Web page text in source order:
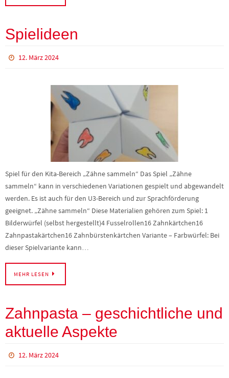
Spielideen
12. März 2024
Spiel für den Kita-Bereich „Zähne sammeln“ Das Spiel „Zähne
sammeln“ kann in verschiedenen Variationen gespielt und abgewandelt
werden. Es ist auch für den U3-Bereich und zur Sprachförderung
geeignet. „Zähne sammeln“ Diese Materialien gehören zum Spiel: 1
Bilderwürfel (selbst hergestellt)4 Fusselrollen16 Zahnkärtchen16
Zahnpastakärtchen16 Zahnbürstenkärtchen Variante – Farbwürfel: Bei
dieser Spielvariante kann…
MEHR LESEN
Zahnpasta – geschichtliche und
aktuelle Aspekte
12. März 2024